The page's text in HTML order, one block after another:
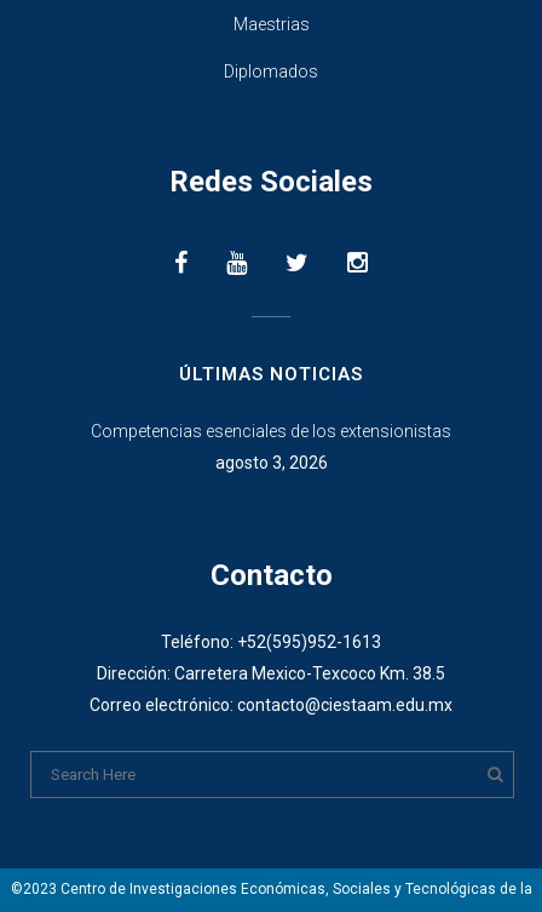
Maestrias
Diplomados
Redes Sociales
ÚLTIMAS NOTICIAS
Competencias esenciales de los extensionistas
agosto 3, 2026
Contacto
Teléfono: +52(595)952-1613
Dirección: Carretera Mexico-Texcoco Km. 38.5
Correo electrónico: contacto@ciestaam.edu.mx
©2023 Centro de Investigaciones Económicas, Sociales y Tecnológicas de la